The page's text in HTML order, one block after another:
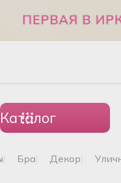
Каталог
бра декор